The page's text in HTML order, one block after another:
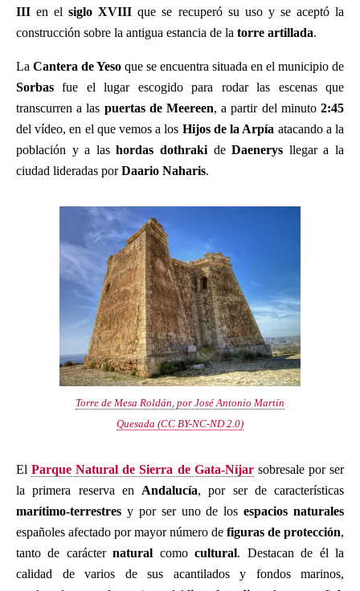
III en elsiglo XVIII que se recuperó su uso y se aceptó la
construcción sobre la antigua estancia de la torre artillada.
La Cantera de Yeso que se encuentra situada en el municipio de
Sorbas fue el lugar escogido para rodar las escenas que
transcurren a las puertas de Meereen, a partir del minuto2:45
del vídeo, en el que vemos a los Hijos de la Arpía atacando a la
población y a lashordas dothraki deDaenerys llegar a la
ciudad lideradas porDaario Naharis.
Torre de Mesa Roldán, por José Antonio Martín
Quesada (CC BY-NC-ND 2.0)
ElParque Natural de Sierra de Gata-Níjarsobresale por ser
la primera reserva en Andalucía, por ser de características
marítimo-terrestres y por ser uno de losespacios naturales
españoles afectado por mayor número de figuras de protección,
tanto de carácternatural comocultural. Destacan de él la
calidad de varios de sus acantilados y fondos marinos,